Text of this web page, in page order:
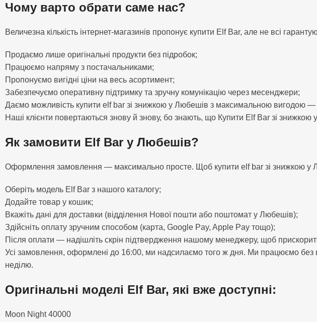
Чому варто обрати саме нас?
Величезна кількість інтернет-магазинів пропонує купити Elf Bar, але не всі
Продаємо лише оригінальні продукти без підробок;
Працюємо напряму з постачальниками;
Пропонуємо вигідні ціни на весь асортимент;
Забезпечуємо оперативну підтримку та зручну комунікацію через месенджери;
Даємо можливість купити elf bar зі знижкою у Любешів з максимальною вигодою —
Наші клієнти повертаються знову й знову, бо знають, що Купити Elf Bar зі
Як замовити Elf Bar у Любешів?
Оформлення замовлення — максимально просте. Щоб купити elf bar зі знижкою у
Оберіть модель Elf Bar з нашого каталогу;
Додайте товар у кошик;
Вкажіть дані для доставки (відділення Нової пошти або поштомат у Любешів);
Здійсніть оплату зручним способом (карта, Google Pay, Apple Pay тощо);
Після оплати — надішліть скрін підтвердження нашому менеджеру, щоб
Усі замовлення, оформлені до 16:00, ми надсилаємо того ж дня. Ми працюємо без
неділю.
Оригінальні моделі Elf Bar, які вже доступні:
Moon Night 40000